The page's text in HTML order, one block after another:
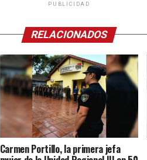
PUBLICIDAD
RELACIONADOS
Carmen Portillo, la primera jefa